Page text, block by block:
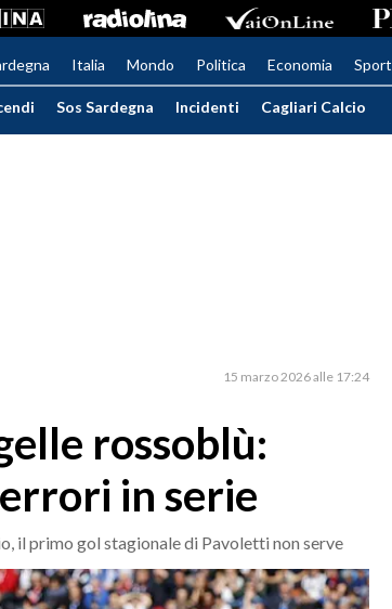
Italia Mondo Politica Economia Sport
Sos Sardegna Incidenti Cagliari Calcio
15 marzo 2026 alle 17:24
rossoblù:
in serie
il primo gol stagionale di Pavoletti non serve